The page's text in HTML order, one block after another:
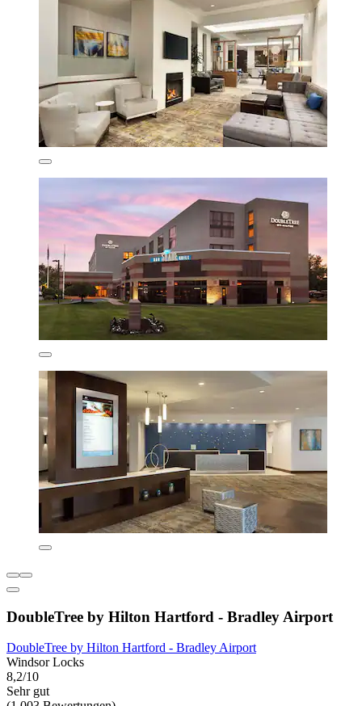
DoubleTree by Hilton Hartford - Bradley Airport
DoubleTree by Hilton Hartford - Bradley Airport
Windsor Locks
8,2/10
Sehr gut